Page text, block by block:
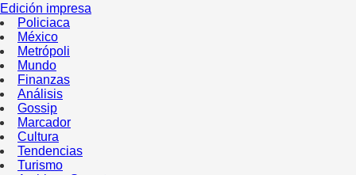
Edición impresa
Policiaca
México
Metrópoli
Mundo
Finanzas
Análisis
Gossip
Marcador
Cultura
Tendencias
Turismo